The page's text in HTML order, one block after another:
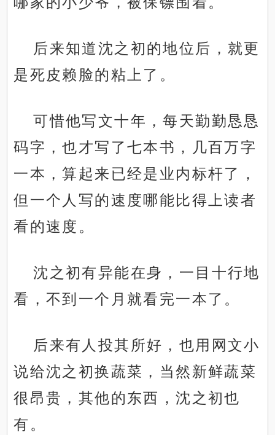
后来知道沈之初的地位后，就更
是死皮赖脸的粘上了。
可惜他写文十年，每天勤勤恳恳
码字，也才写了七本书，几百万字
一本，算起来已经是业内标杆了，
但一个人写的速度哪能比得上读者
看的速度。
沈之初有异能在身，一目十行地
看，不到一个月就看完一本了。
后来有人投其所好，也用网文小
说给沈之初换蔬菜，当然新鲜蔬菜
很昂贵，其他的东西，沈之初也
有。